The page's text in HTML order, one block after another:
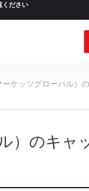
ください
ーケッツグローバル）
）のキャ